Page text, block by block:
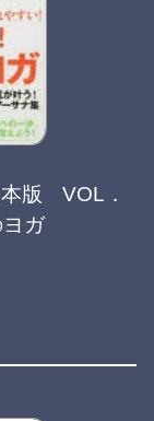
本版 VOL．
ガ